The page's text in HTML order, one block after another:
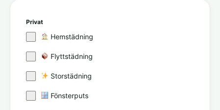
Privat
Hemstädning
Flyttstädning
Storstädning
Fönsterputs